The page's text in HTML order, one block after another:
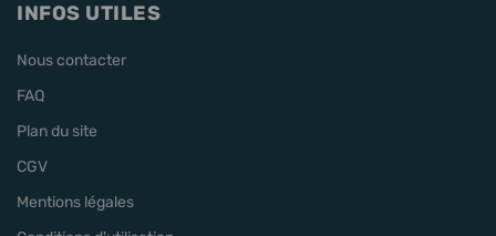
INFOS UTILES
Nous contacter
FAQ
Plan du site
CGV
Mentions légales